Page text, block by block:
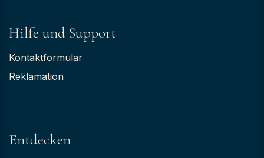
Hilfe und Support
Kontaktformular
Reklamation
Entdecken